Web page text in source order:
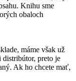
Knihu sme
obaloch
máme však už
distribútor, preto je
Ak ho chcete mať,